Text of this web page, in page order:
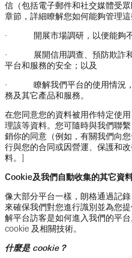
信（包括電子郵件和社交媒體受
章節，詳細瞭解您如何能夠管理這
· 開展市場調研，以便能夠不
· 展開信用調查、預防欺詐和
平台和服務的安全；以及
· 瞭解我們平台的使用情況，
務及其它產品和服務。
在您同意您的資料被用作特定使
理該等資料。您可隨時與我們聯
銷你的同意（例如，有關我們向
行與您的合同或因營運、保護和
料。]
Cookie及我們自動收集的其它資
像大部分平台一樣，朗格通過記
來確保我們對您進行識別並為您
解平台訪客是如何進入我們的平
cookie 及相關技術。
什麼是 cookie？